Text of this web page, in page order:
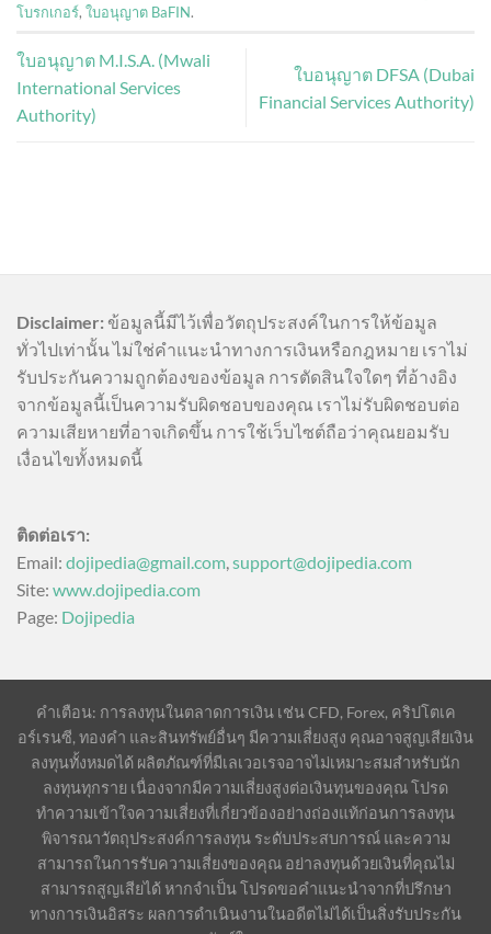
โบรกเกอร์, ใบอนุญาต BaFIN.
ใบอนุญาต M.I.S.A. (Mwali
International Services
Authority)
ใบอนุญาต DFSA (Dubai
Financial Services Authority)
Disclaimer: ข้อมูลนี้มีไว้เพื่อวัตถุประสงค์ในการให้ข้อมูล
ทั่วไปเท่านั้น ไม่ใช่คำแนะนำทางการเงินหรือกฎหมาย เราไม่
รับประกันความถูกต้องของข้อมูล การตัดสินใจใดๆ ที่อ้างอิง
จากข้อมูลนี้เป็นความรับผิดชอบของคุณ เราไม่รับผิดชอบต่อ
ความเสียหายที่อาจเกิดขึ้น การใช้เว็บไซต์ถือว่าคุณยอมรับ
เงื่อนไขทั้งหมดนี้
ติดต่อเรา:
Email: dojipedia@gmail.com,support@dojipedia.com
Site: www.dojipedia.com
Page: Dojipedia
คำเตือน: การลงทุนในตลาดการเงิน เช่น CFD, Forex, คริปโตเค
อร์เรนซี, ทองคำ และสินทรัพย์อื่นๆ มีความเสี่ยงสูง คุณอาจสูญเสียเงิน
ลงทุนทั้งหมดได้ ผลิตภัณฑ์ที่มีเลเวอเรจอาจไม่เหมาะสมสำหรับนัก
ลงทุนทุกราย เนื่องจากมีความเสี่ยงสูงต่อเงินทุนของคุณ โปรด
ทำความเข้าใจความเสี่ยงที่เกี่ยวข้องอย่างถ่องแท้ก่อนการลงทุน
พิจารณาวัตถุประสงค์การลงทุน ระดับประสบการณ์ และความ
สามารถในการรับความเสี่ยงของคุณ อย่าลงทุนด้วยเงินที่คุณไม่
สามารถสูญเสียได้ หากจำเป็น โปรดขอคำแนะนำจากที่ปรึกษา
ทางการเงินอิสระ ผลการดำเนินงานในอดีตไม่ได้เป็นสิ่งรับประกัน